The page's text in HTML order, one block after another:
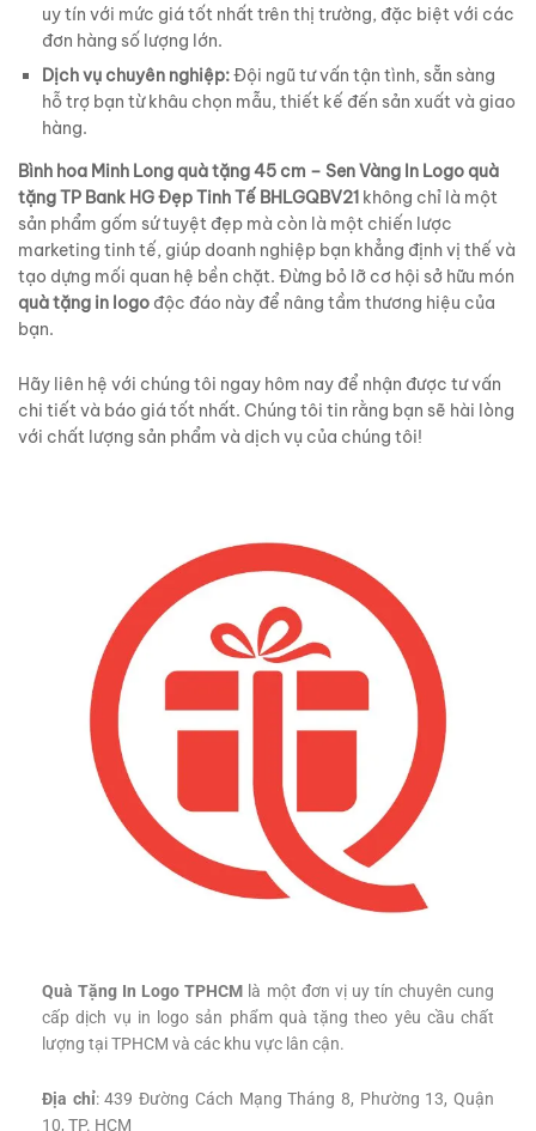
uy tín với mức giá tốt nhất trên thị trường, đặc biệt với các
đơn hàng số lượng lớn.
Dịch vụ chuyên nghiệp:Đội ngũ tư vấn tận tình, sẵn sàng
hỗ trợ bạn từ khâu chọn mẫu, thiết kế đến sản xuất và giao
hàng.
Bình hoa Minh Long quà tặng 45 cm – Sen Vàng In Logo quà
tặng TP Bank HG Đẹp Tinh Tế BHLGQBV21 không chỉ là một
sản phẩm gốm sứ tuyệt đẹp mà còn là một chiến lược
marketing tinh tế, giúp doanh nghiệp bạn khẳng định vị thế và
tạo dựng mối quan hệ bền chặt. Đừng bỏ lỡ cơ hội sở hữu món
quà tặng in logo độc đáo này để nâng tầm thương hiệu của
bạn.
Hãy liên hệ với chúng tôi ngay hôm nay để nhận được tư vấn
chi tiết và báo giá tốt nhất. Chúng tôi tin rằng bạn sẽ hài lòng
với chất lượng sản phẩm và dịch vụ của chúng tôi!
Quà Tặng In Logo TPHCM là một đơn vị uy tín chuyên cung
cấp dịch vụ in logo sản phẩm quà tặng theo yêu cầu chất
lượng tại TPHCM và các khu vực lân cận.
Địa chỉ: 439 Đường Cách Mạng Tháng 8, Phường 13, Quận
10, TP. HCM